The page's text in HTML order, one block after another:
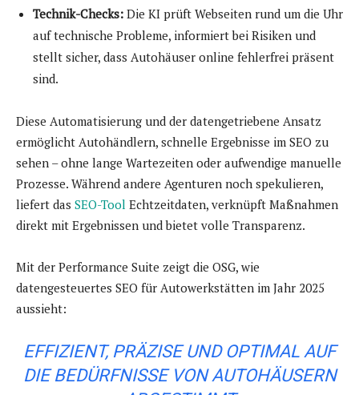
Technik-Checks: Die KI prüft Webseiten rund um die Uhr
auf technische Probleme, informiert bei Risiken und
stellt sicher, dass Autohäuser online fehlerfrei präsent
sind.
Diese Automatisierung und der datengetriebene Ansatz
ermöglicht Autohändlern, schnelle Ergebnisse im SEO zu
sehen – ohne lange Wartezeiten oder aufwendige manuelle
Prozesse. Während andere Agenturen noch spekulieren,
liefert das SEO-Tool Echtzeitdaten, verknüpft Maßnahmen
direkt mit Ergebnissen und bietet volle Transparenz.
Mit der Performance Suite zeigt die OSG, wie
datengesteuertes SEO für Autowerkstätten im Jahr 2025
aussieht:
EFFIZIENT, PRÄZISE UND OPTIMAL AUF
DIE BEDÜRFNISSE VON AUTOHÄUSERN